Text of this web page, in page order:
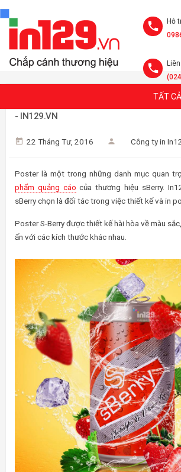
Hỗ
TẤT
THIẾT KẾ VÀ IN POSTER NƯỚC UỐNG
- IN129.VN
22 Tháng Tư, 2016 Công ty in
Poster là một trong những danh mục quan
phẩm quảng cáo của thương hiệu sBerry.
sBerry chọn là đối tác trong việc thiết kế và in
Poster S-Berry được thiết kế hài hòa về màu
ấn với các kích thước khác nhau.